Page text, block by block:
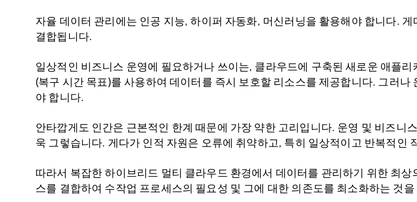
자율 데이터 관리에는 인공 지능, 하이퍼 자동화, 머신러닝을 활용해야 합니다.
결합됩니다.
일상적인 비즈니스 운영에 필요하거나 쓰이는, 클라우드에 구축된 새로운 애플
(복구 시간 목표)를 사용하여 데이터를 즉시 보호할 리소스를 제공합니다. 그러
야 합니다.
안타깝게도 인간은 근본적인 한계 때문에 가장 약한 고리입니다. 운영 및 비즈
욱 그렇습니다. 게다가 인적 자원은 오류에 취약하고, 특히 일상적이고 반복적인
따라서 복잡한 하이브리드 멀티 클라우드 환경에서 데이터를 관리하기 위한 최
스를 결합하여 수작업 프로세스의 필요성 및 그에 대한 의존도를 최소화하는 것